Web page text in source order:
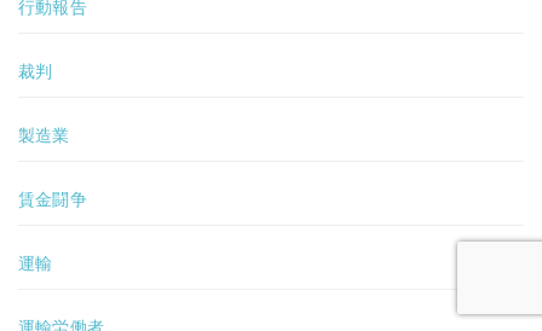
行動報告
裁判
製造業
賃金闘争
運輸